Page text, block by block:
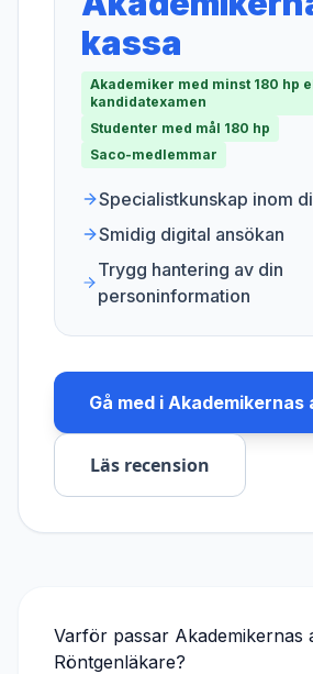
kassa
Akademiker med minst 180 hp
kandidatexamen
Studenter med mål 180 hp
Saco-medlemmar
Specialistkunskap inom
Smidig digital ansökan
Trygg hantering av din
personinformation
Gå med i Akademikernas
Läs recension
Varför passar Akademikernas
Röntgenläkare?